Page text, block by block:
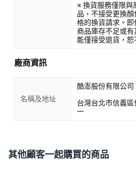
※ 換貨服務僅限與
品，不接受更換
格的換貨請求。
商品庫存不足或
能僅接受退貨，恕
廠商資訊
名稱及地址
酷澎股份有限公司
台灣台北市信義
一
其他顧客一起購買的商品